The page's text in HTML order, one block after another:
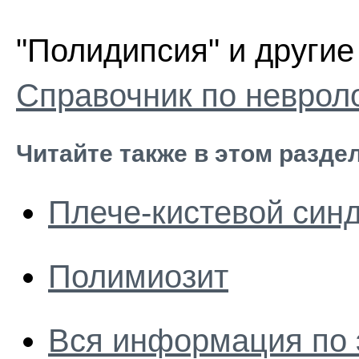
"Полидипсия" и
Справочник по
Читайте также в этом
Плече-кистевой
Полимиозит
Вся информация по